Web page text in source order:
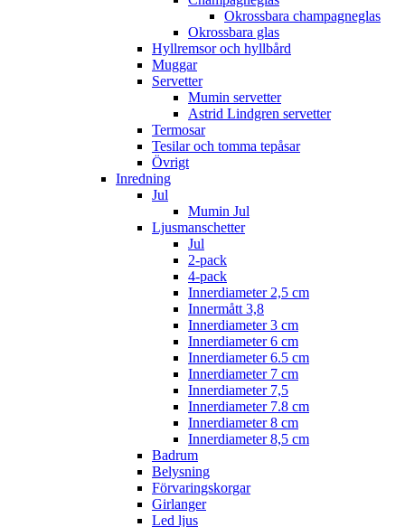
Okrossbara champagneglas
Okrossbara glas
Hyllremsor och hyllbård
Muggar
Servetter
Mumin servetter
Astrid Lindgren servetter
Termosar
Tesilar och tomma tepåsar
Övrigt
Inredning
Jul
Mumin Jul
Ljusmanschetter
Jul
2-pack
4-pack
Innerdiameter 2,5 cm
Innermått 3,8
Innerdiameter 3 cm
Innerdiameter 6 cm
Innerdiameter 6.5 cm
Innerdiameter 7 cm
Innerdiameter 7,5
Innerdiameter 7.8 cm
Innerdiameter 8 cm
Innerdiameter 8,5 cm
Badrum
Belysning
Förvaringskorgar
Girlanger
Led ljus